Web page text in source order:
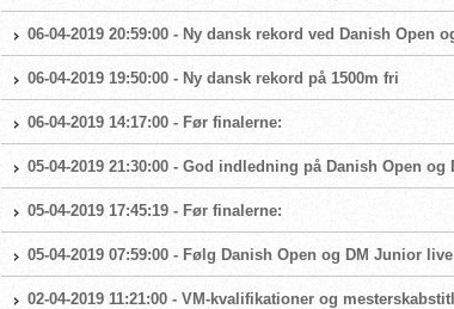
06-04-2019 20:59:00 - Ny dansk rekord ved Danish Open
06-04-2019 19:50:00 - Ny dansk rekord på 1500m fri
06-04-2019 14:17:00 - Før finalerne:
05-04-2019 21:30:00 - God indledning på Danish Open og
05-04-2019 17:45:19 - Før finalerne:
05-04-2019 07:59:00 - Følg Danish Open og DM Junior live
02-04-2019 11:21:00 - VM-kvalifikationer og